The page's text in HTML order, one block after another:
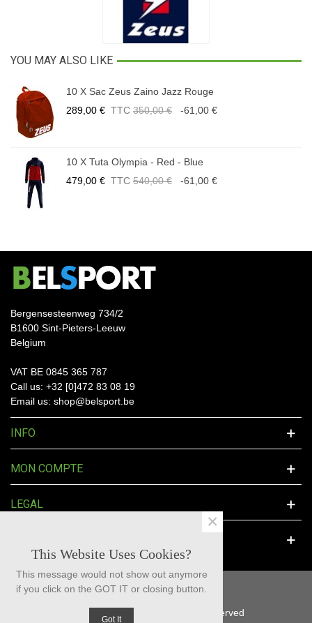
YOU MAY ALSO LIKE
10 X Sac Zeus Zaino Jazz Rouge
289,00 € TTC 350,00 € -61,00 €
10 X Tuta Olympia - Red - Blue
479,00 € TTC 540,00 € -61,00 €
Bergensesteenweg 734/2
B1600 Sint-Pieters-Leeuw
Belgium
VAT BE 0845 365 787
Call us: +32 [0]472 83 08 19
Email us: shop@belsport.be
INFO
MON COMPTE
LEGAL
© 2025 BelSport™ - All Rights Reserved
This Website Uses Cookies?
This message would not show out anymore
if you click on the GOT IT or closing button.
Got It
×